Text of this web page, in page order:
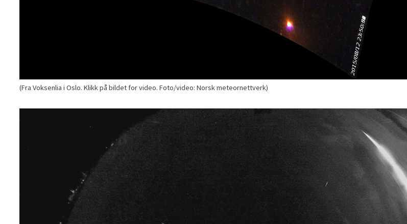
(Fra Voksenlia i Oslo. Klikk på bildet for video. Foto/video: Norsk meteornettverk)